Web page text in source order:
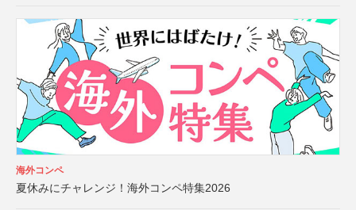
海外コンペ
夏休みにチャレンジ！海外コンペ特集2026